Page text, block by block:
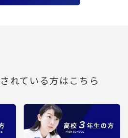
れている方はこちら